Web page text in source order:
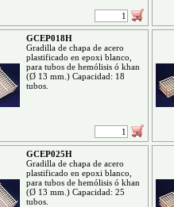
GCEP018H
Gradilla de chapa de acero
plastificado en epoxi blanco,
para tubos de hemólisis ó khan
(Ø 13 mm.) Capacidad: 18
tubos.
GCEP025H
Gradilla de chapa de acero
plastificado en epoxi blanco,
para tubos de hemólisis ó khan
(Ø 13 mm.) Capacidad: 25
tubos.